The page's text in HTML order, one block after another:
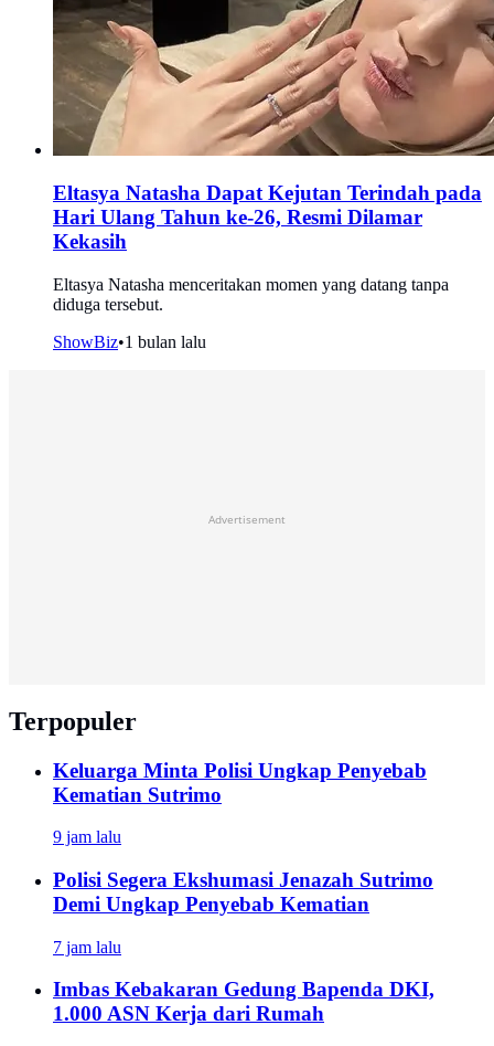
Eltasya Natasha Dapat Kejutan Terindah pada
Hari Ulang Tahun ke-26, Resmi Dilamar
Kekasih
Eltasya Natasha menceritakan momen yang datang tanpa
diduga tersebut.
ShowBiz•1 bulan lalu
Advertisement
Terpopuler
Keluarga Minta Polisi Ungkap Penyebab
Kematian Sutrimo
9 jam lalu
Polisi Segera Ekshumasi Jenazah Sutrimo
Demi Ungkap Penyebab Kematian
7 jam lalu
Imbas Kebakaran Gedung Bapenda DKI,
1.000 ASN Kerja dari Rumah